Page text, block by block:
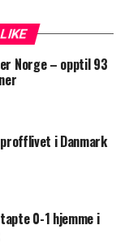
Norge – opptil 93
i Danmark
0-1 hjemme i